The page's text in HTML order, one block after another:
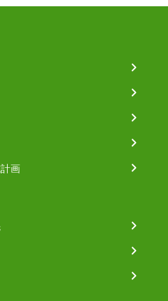
画